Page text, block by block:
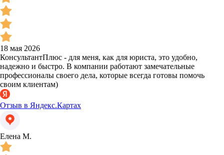
18 мая 2026
КонсультантПлюс - для меня, как для юриста, это удобно,
надежно и быстро. В компании работают замечательные
профессионалы своего дела, которые всегда готовы помочь
своим клиентам)
Отзыв в Яндекс.Картах
Елена М.